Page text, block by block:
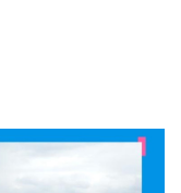
(26-